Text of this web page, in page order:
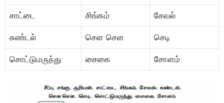
சாட்டை சிங்கம் சேவல்
சுண்டல் செள செள செடி
சொட்டுமருந்து சைகை சோளம்